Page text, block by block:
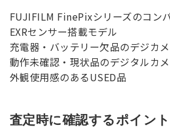
FUJIFILM FinePixシリーズのコン
EXRセンサー搭載モデル
充電器・バッテリー欠品のデジカメ
動作未確認・現状品のデジタルカ
外観使用感のあるUSED品
査定時に確認するポイント